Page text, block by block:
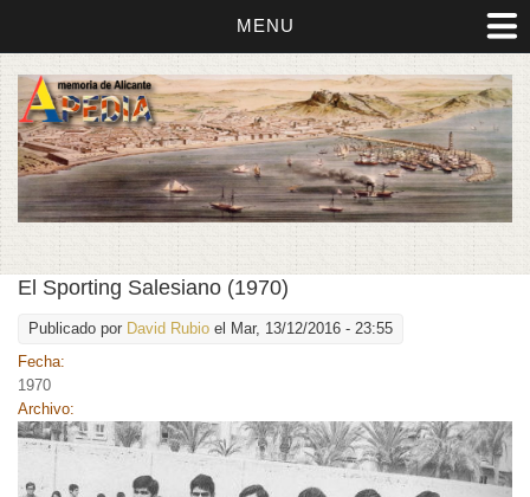
MENU
El Sporting Salesiano (1970)
Publicado por David Rubio el Mar, 13/12/2016 - 23:55
Fecha:
1970
Archivo: